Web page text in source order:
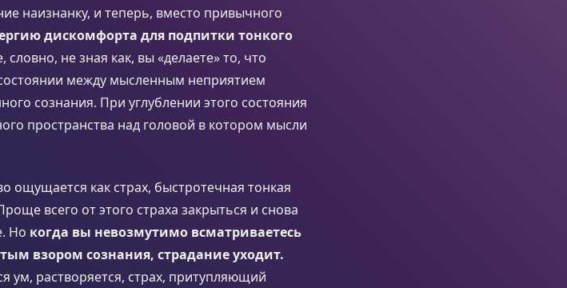
наизнанку, и теперь, вместо привычного
дискомфорта для подпитки тонкого
не зная как, вы «делаете» то, что
между мысленным неприятием
сознания. При углублении этого состояния
пространства над головой в котором мысли
ощущается как страх, быстротечная тонкая
всего от этого страха закрыться и снова
Но когда вы невозмутимо всматриваетесь
взором сознания, страдание уходит.
ум, растворяется, страх, притупляющий